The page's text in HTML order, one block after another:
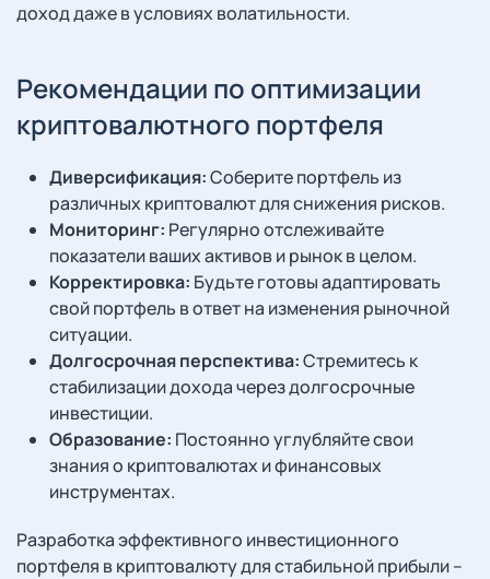
доход даже в условиях волатильности.
Рекомендации по оптимизации
криптовалютного портфеля
Диверсификация:Соберите портфель из
различных криптовалют для снижения рисков.
Мониторинг: Регулярно отслеживайте
показатели ваших активов и рынок в целом.
Корректировка: Будьте готовы адаптировать
свой портфель в ответ на изменения рыночной
ситуации.
Долгосрочная перспектива:Стремитесь к
стабилизации дохода через долгосрочные
инвестиции.
Образование: Постоянно углубляйте свои
знания о криптовалютах и финансовых
инструментах.
Разработка эффективного инвестиционного
портфеля в криптовалюту для стабильной прибыли –